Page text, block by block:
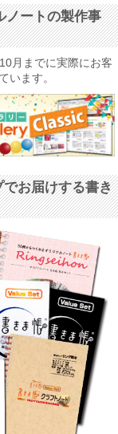
ノートの製作事
月までに実際にお客
います。
お届けする書き